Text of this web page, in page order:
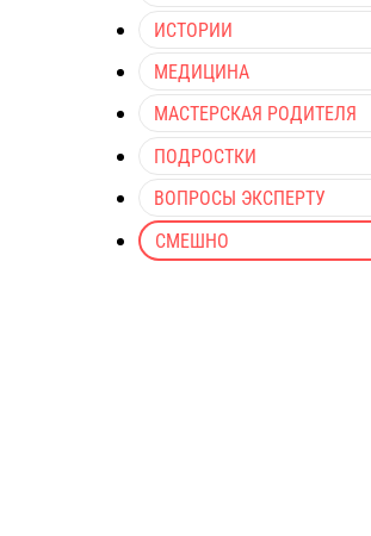
ИСТОРИИ
МЕДИЦИНА
МАСТЕРСКАЯ РОДИТЕЛЯ
ПОДРОСТКИ
ВОПРОСЫ ЭКСПЕРТУ
СМЕШНО